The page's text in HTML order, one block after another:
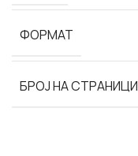
ФОРМАТ
БРОЈ НА СТРАНИЦИ